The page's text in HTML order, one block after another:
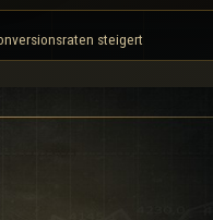
steigert